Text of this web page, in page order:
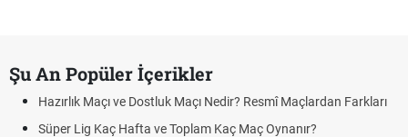
Şu An Popüler İçerikler
Hazırlık Maçı ve Dostluk Maçı Nedir? Resmî Maçlardan Farkları
Süper Lig Kaç Hafta ve Toplam Kaç Maç Oynanır?